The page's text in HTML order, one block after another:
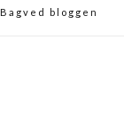
Bagved bloggen